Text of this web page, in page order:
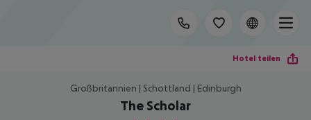
Hotel teilen
Großbritannien | Schottland | Edinburgh
The Scholar